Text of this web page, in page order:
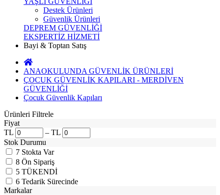
Destek Ürünleri
Güvenlik Ürünleri
DEPREM GÜVENLİĞİ
EKSPERTİZ HİZMETİ
Bayi & Toptan Satış
ANAOKULUNDA GÜVENLİK ÜRÜNLERİ
ÇOCUK GÜVENLİK KAPILARI - MERDİVEN
GÜVENLİĞİ
Çocuk Güvenlik Kapıları
Ürünleri Filtrele
Fiyat
TL
– TL
Stok Durumu
7 Stokta Var
8 Ön Sipariş
5 TÜKENDİ
6 Tedarik Sürecinde
Markalar